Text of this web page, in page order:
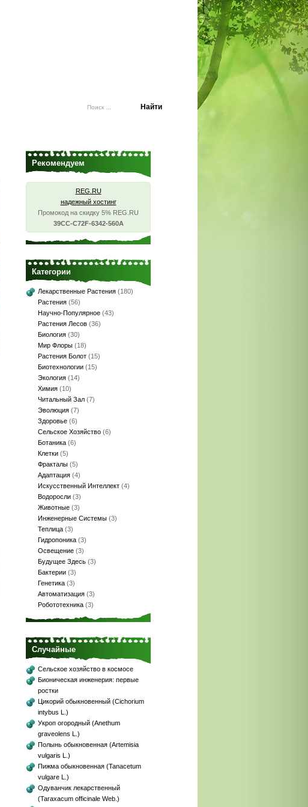
Рекомендуем
REG.RU
надежный хостинг
Промокод на скидку 5% REG.RU
39CC-C72F-6342-560A
Категории
Лекарственные Растения (180)
Растения (56)
Научно-Популярное (43)
Растения Лесов (36)
Биология (30)
Мир Флоры (18)
Растения Болот (15)
Биотехнологии (15)
Экология (14)
Химия (10)
Читальный Зал (7)
Эволюция (7)
Здоровье (6)
Сельское Хозяйство (6)
Ботаника (6)
Клетки (5)
Фракталы (5)
Адаптация (4)
Искусственный Интеллект (4)
Водоросли (3)
Животные (3)
Инженерные Системы (3)
Теплица (3)
Гидропоника (3)
Освещение (3)
Будущее Здесь (3)
Бактерии (3)
Генетика (3)
Автоматизация (3)
Робототехника (3)
Случайные
Сельское хозяйство в космосе
Бионическая инженерия: первые
ростки
Цикорий обыкновенный (Cichorium
intybus L.)
Укроп огородный (Anethum
graveolens L.)
Полынь обыкновенная (Artemisia
vulgaris L.)
Пижма обыкновенная (Tanacetum
vulgare L.)
Одуванчик лекарственный
(Taraxacum officinale Web.)